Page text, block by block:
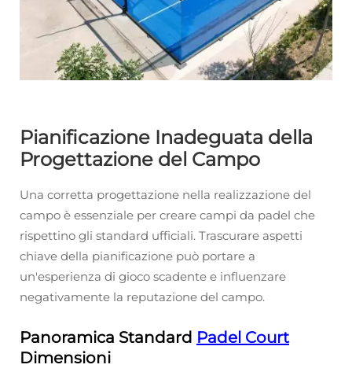
Pianificazione Inadeguata della
Progettazione del Campo
Una corretta progettazione nella realizzazione del
campo è essenziale per creare campi da padel che
rispettino gli standard ufficiali. Trascurare aspetti
chiave della pianificazione può portare a
un'esperienza di gioco scadente e influenzare
negativamente la reputazione del campo.
Panoramica Standard Padel Court
Dimensioni